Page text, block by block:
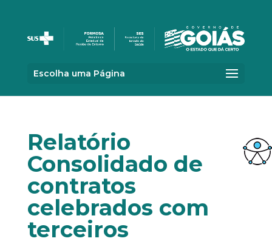
Escolha uma Página
Relatório
Consolidado de
contratos
celebrados com
terceiros